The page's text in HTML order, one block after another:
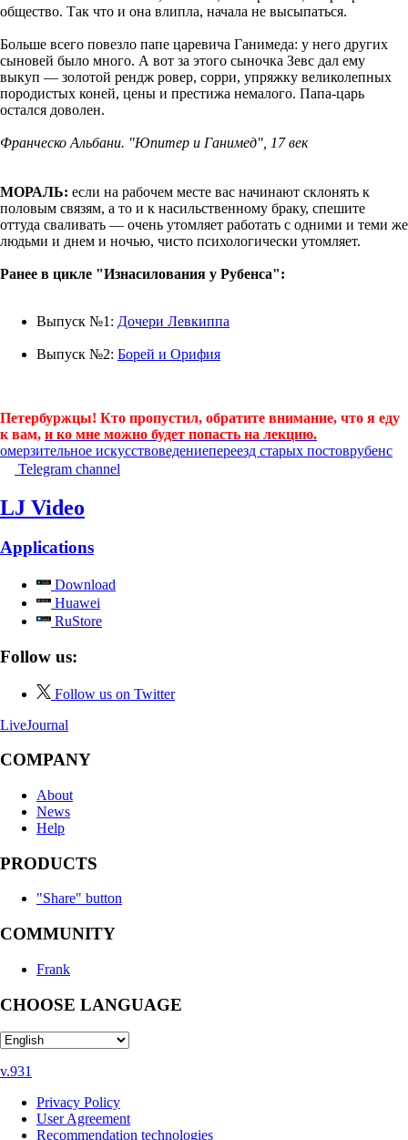
общество. Так что и она влипла, начала не высыпаться.
Больше всего повезло папе царевича Ганимеда: у него других
сыновей было много. А вот за этого сыночка Зевс дал ему
выкуп — золотой рендж ровер, сорри, упряжку великолепных
породистых коней, цены и престижа немалого. Папа-царь
остался доволен.
Франческо Альбани. "Юпитер и Ганимед", 17 век
МОРАЛЬ: если на рабочем месте вас начинают склонять к
половым связям, а то и к насильственному браку, спешите
оттуда сваливать — очень утомляет работать с одними и теми же
людьми и днем и ночью, чисто психологически утомляет.
Ранее в цикле "Изнасилования у Рубенса":
Выпуск №1: Дочери Левкиппа
Выпуск №2: Борей и Орифия
Петербуржцы! Кто пропустил, обратите внимание, что я еду
к вам, и ко мне можно будет попасть на лекцию.
омерзительное искусствоведениепереезд старых постоврубенс
Telegram channel
LJ Video
Applications
Download
Huawei
RuStore
Follow us:
Follow us on Twitter
LiveJournal
COMPANY
About
News
Help
PRODUCTS
"Share" button
COMMUNITY
Frank
CHOOSE LANGUAGE
v.931
Privacy Policy
User Agreement
Recommendation technologies